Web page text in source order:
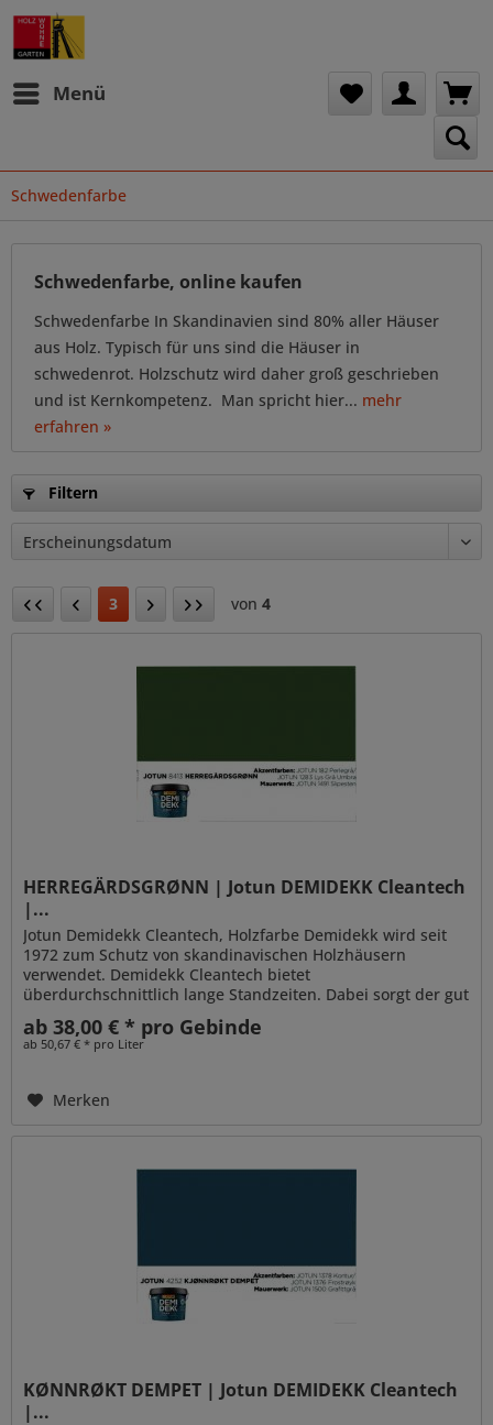
Menü
Schwedenfarbe
Schwedenfarbe, online kaufen
Schwedenfarbe In Skandinavien sind 80% aller Häuser
aus Holz. Typisch für uns sind die Häuser in
schwedenrot. Holzschutz wird daher groß geschrieben
und ist Kernkompetenz. Man spricht hier... mehr
erfahren »
Filtern
3 von 4
HERREGÄRDSGRØNN | Jotun DEMIDEKK Cleantech
|...
Jotun Demidekk Cleantech, Holzfarbe Demidekk wird seit
1972 zum Schutz von skandinavischen Holzhäusern
verwendet. Demidekk Cleantech bietet
überdurchschnittlich lange Standzeiten. Dabei sorgt der gut
penetrierende Alkydharzanteil für...
ab 38,00 € * pro Gebinde
ab 50,67 € * pro Liter
Merken
KØNNRØKT DEMPET | Jotun DEMIDEKK Cleantech
|...